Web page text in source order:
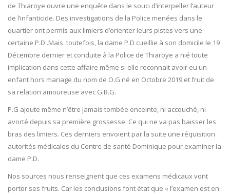
de Thiaroye ouvre une enquête dans le souci d’interpeller l’auteur
de l’infanticide. Des investigations de la Police menées dans le
quartier ont permis aux limiers d’orienter leurs pistes vers une
certaine P.D .Mais toutefois, la dame P.D cueillie à son domicile le 19
Décembre dernier et conduite à la Police de Thiaroye a nié toute
implication dans cette affaire même si elle reconnait avoir eu un
enfant hors mariage du nom de O.G né en Octobre 2019 et fruit de
sa relation amoureuse avec G.B.G.
P.G ajoute même n’être jamais tombée enceinte, ni accouché, ni
avorté depuis sa première grossesse. Ce qui ne va pas baisser les
bras des limiers. Ces derniers envoient par la suite une réquisition
autorités médicales du Centre de santé Dominique pour examiner la
dame P.D.
Nos sources nous renseignent que ces examens médicaux vont
porter ses fruits. Car les conclusions font état que « l’examen est en